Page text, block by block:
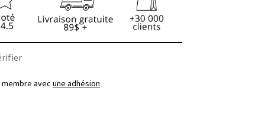
avec une adhésion